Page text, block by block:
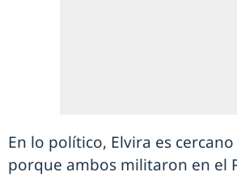
En lo político, Elvira es
porque ambos militaron en el